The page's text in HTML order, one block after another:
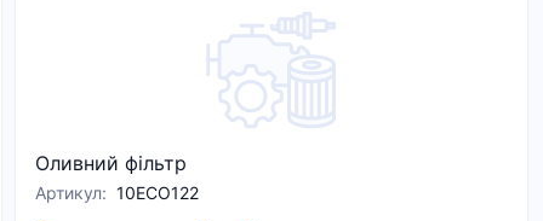
Оливний фільтр
Артикул: 10ECO122